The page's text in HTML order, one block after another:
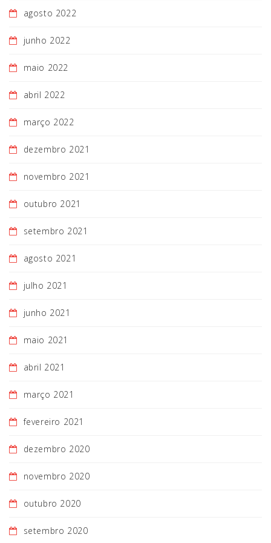
agosto 2022
junho 2022
maio 2022
abril 2022
março 2022
dezembro 2021
novembro 2021
outubro 2021
setembro 2021
agosto 2021
julho 2021
junho 2021
maio 2021
abril 2021
março 2021
fevereiro 2021
dezembro 2020
novembro 2020
outubro 2020
setembro 2020